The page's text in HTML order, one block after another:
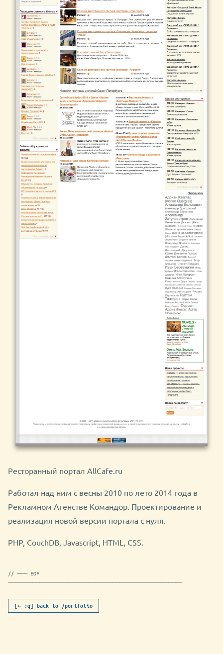
Ресторанный портал AllCafe.ru
Работал над ним с весны 2010 по лето 2014 года в
Рекламном Агенстве Командор. Проектирование и
реализация новой версии портала с нуля.
PHP, CouchDB, Javascript, HTML, CSS.
// ─── EOF
──────────────────────────────────────────────────
[← :q] back to /portfolio